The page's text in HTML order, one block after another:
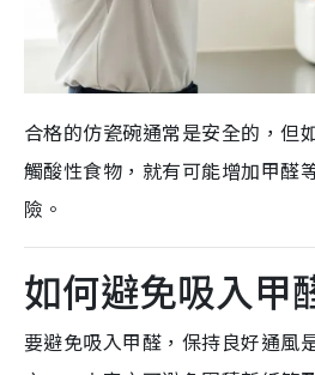
合格的仿瓷碗通常是安全的，但
觸酸性食物，就有可能增加甲醛
險。
如何避免吸入甲
要避免吸入甲醛，保持良好通風